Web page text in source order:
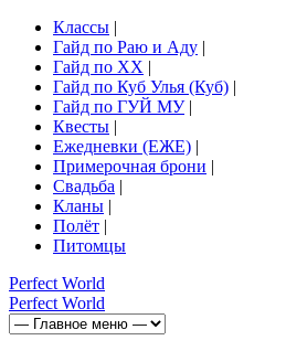
Классы |
Гайд по Раю и Аду |
Гайд по ХХ |
Гайд по Куб Улья (Куб) |
Гайд по ГУЙ МУ|
Квесты |
Ежедневки (ЕЖЕ) |
Примерочная брони |
Свадьба |
Кланы |
Полёт |
Питомцы
Perfect World
Perfect World